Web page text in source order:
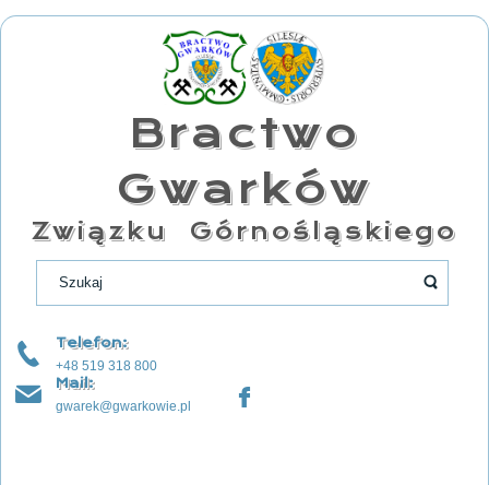
Bractwo
Gwarków
Związku Górnośląskiego
Telefon:
+48 519 318 800
Mail:
gwarek@gwarkowie.pl